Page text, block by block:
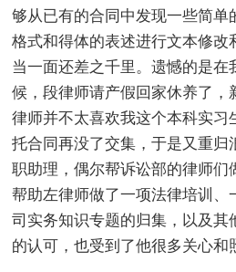
够从已有的合同中发现一些简单
格式和得体的表述进行文本修改
当一面还差之千里。遗憾的是在
候，段律师请产假回家休养了，
律师并不太喜欢我这个本科实习
托合同再没了交集，于是又重归
职助理，偶尔帮诉讼部的律师们
帮助左律师做了一项法律培训、
司实务知识专题的归集，以及其
的认可，也受到了他很多关心和